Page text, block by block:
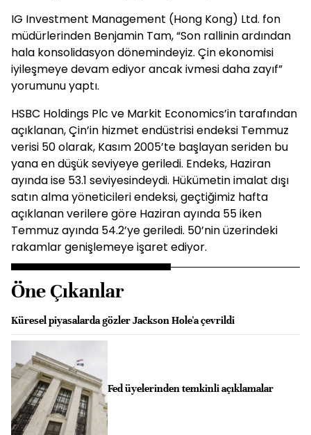
IG Investment Management (Hong Kong) Ltd. fon
müdürlerinden Benjamin Tam, “Son rallinin ardından
hala konsolidasyon dönemindeyiz. Çin ekonomisi
iyileşmeye devam ediyor ancak ivmesi daha zayıf”
yorumunu yaptı.
HSBC Holdings Plc ve Markit Economics’in tarafından
açıklanan, Çin’in hizmet endüstrisi endeksi Temmuz
verisi 50 olarak, Kasım 2005’te başlayan seriden bu
yana en düşük seviyeye geriledi. Endeks, Haziran
ayında ise 53.1 seviyesindeydi. Hükümetin imalat dışı
satın alma yöneticileri endeksi, geçtiğimiz hafta
açıklanan verilere göre Haziran ayında 55 iken
Temmuz ayında 54.2’ye geriledi. 50’nin üzerindeki
rakamlar genişlemeye işaret ediyor.
Öne Çıkanlar
Küresel piyasalarda gözler Jackson Hole'a çevrildi
Fed üyelerinden temkinli açıklamalar